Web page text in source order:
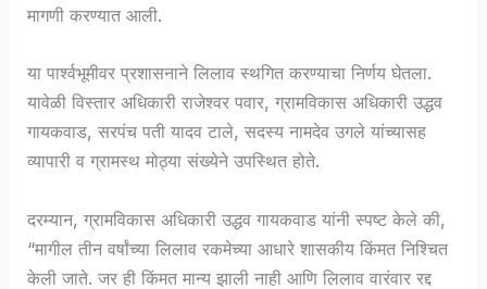
मागणी करण्यात आली.
या पार्श्वभूमीवर प्रशासनाने लिलाव स्थगित करण्याचा निर्णय घेतला.
यावेळी विस्तार अधिकारी राजेश्वर पवार, ग्रामविकास अधिकारी उद्धव
गायकवाड, सरपंच पती यादव टाले, सदस्य नामदेव उगले यांच्यासह
व्यापारी व ग्रामस्थ मोठ्या संख्येने उपस्थित होते.
दरम्यान, ग्रामविकास अधिकारी उद्धव गायकवाड यांनी स्पष्ट केले की,
“मागील तीन वर्षांच्या लिलाव रकमेच्या आधारे शासकीय किंमत निश्चित
केली जाते. जर ही किंमत मान्य झाली नाही आणि लिलाव वारंवार रद्द